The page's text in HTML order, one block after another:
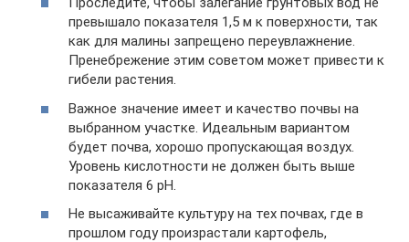
превышало показателя 1,5 м к поверхности, так
как для малины запрещено переувлажнение.
Пренебрежение этим советом может привести к
гибели растения.
Важное значение имеет и качество почвы на
выбранном участке. Идеальным вариантом
будет почва, хорошо пропускающая воздух.
Уровень кислотности не должен быть выше
показателя 6 рН.
Не высаживайте культуру на тех почвах, где в
прошлом году произрастали картофель,